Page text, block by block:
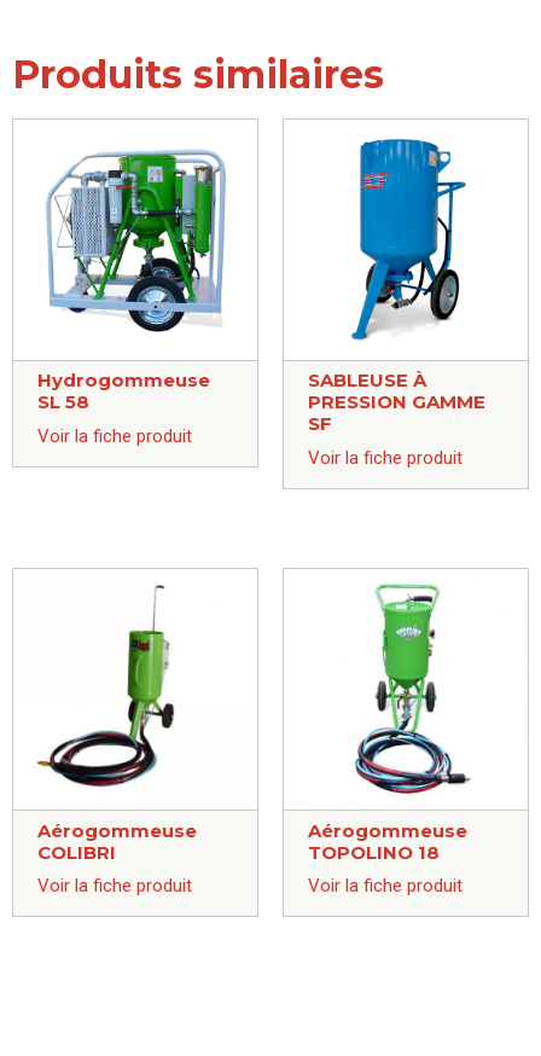
Produits similaires
Hydrogommeuse
SL 58
Voir la fiche produit
SABLEUSE À
PRESSION GAMME
SF
Voir la fiche produit
Aérogommeuse
COLIBRI
Voir la fiche produit
Aérogommeuse
TOPOLINO 18
Voir la fiche produit